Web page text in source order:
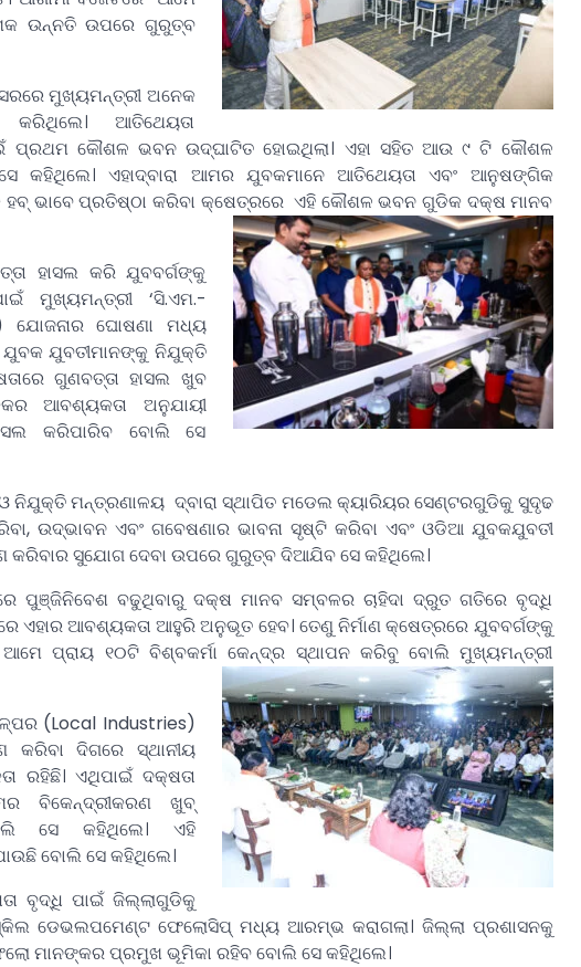
ଉନ୍ନତି ଉପରେ ଗୁରୁତ୍ବ
ମୁଖ୍ୟମନ୍ତ୍ରୀ ଅନେକ
କରିଥିଲେ। ଆତିଥେୟତା
ପ୍ରଥମ କୌଶଳ ଭବନ ଉଦ୍‌ଘାଟିତ ହୋଇଥିଲା। ଏହା ସହିତ ଆଉ ୯ ଟି କୌଶଳ
କହିଥିଲେ। ଏହାଦ୍ବାରା ଆମର ଯୁବକମାନେ ଆତିଥେୟତା ଏବଂ ଆନୁଷଙ୍ଗିକ
ହବ୍‌ ଭାବେ ପ୍ରତିଷ୍ଠା କରିବା କ୍ଷେତ୍ରରେ ଏହି କୌଶଳ ଭବନ ଗୁଡିକ ଦକ୍ଷ ମାନବ
ହାସଲ କରି ଯୁବବର୍ଗଙ୍କୁ
ମୁଖ୍ୟମନ୍ତ୍ରୀ ‘ସି.ଏମ.-
ଯୋଜନାର ଘୋଷଣା ମଧ୍ୟ
ଯୁବତୀମାନଙ୍କୁ ନିଯୁକ୍ତି
ଗୁଣବତ୍ତା ହାସଲ ଖୁବ
ଆବଶ୍ୟକତା ଅନୁଯାୟୀ
କରିପାରିବ ବୋଲି ସେ
ନିଯୁକ୍ତି ମନ୍ତ୍ରଣାଳୟ ଦ୍ବାରା ସ୍ଥାପିତ ମଡେଲ କ୍ୟାରିୟର ସେଣ୍ଟରଗୁଡିକୁ ସୁଦୃଢ
ଉଦ୍ଭାବନ ଏବଂ ଗବେଷଣାର ଭାବନା ସୃଷ୍ଟି କରିବା ଏବଂ ଓଡିଆ ଯୁବକଯୁବତୀ
ସୁଯୋଗ ଦେବା ଉପରେ ଗୁରୁତ୍ବ ଦିଆଯିବ ସେ କହିଥିଲେ।
ପୁଞ୍ଜିନିବେଶ ବଢୁଥିବାରୁ ଦକ୍ଷ ମାନବ ସମ୍ବଳର ଚାହିଦା ଦ୍ରୁତ ଗତିରେ ବୃଦ୍ଧି
ଏହାର ଆବଶ୍ୟକତା ଆହୁରି ଅନୁଭୂତ ହେବ। ତେଣୁ ନିର୍ମାଣ କ୍ଷେତ୍ରରେ ଯୁବବର୍ଗଙ୍କୁ
ପ୍ରାୟ ୧୦ଟି ବିଶ୍ବକର୍ମା କେନ୍ଦ୍ର ସ୍ଥାପନ କରିବୁ ବୋଲି ମୁଖ୍ୟମନ୍ତ୍ରୀ
(Local Industries)
କରିବା ଦିଗରେ ସ୍ଥାନୀୟ
ରହିଛି। ଏଥିପାଇଁ ଦକ୍ଷତା
ବିକେନ୍ଦ୍ରୀକରଣ ଖୁବ୍
ସେ କହିଥିଲେ। ଏହି
ବୋଲି ସେ କହିଥିଲେ।
ବୃଦ୍ଧି ପାଇଁ ଜିଲ୍ଲାଗୁଡିକୁ
ଡେଭଲପମେଣ୍ଟ ଫେଲୋସିପ୍‌ ମଧ୍ୟ ଆରମ୍ଭ କରାଗଲା। ଜିଲ୍ଲା ପ୍ରଶାସନକୁ
ମାନଙ୍କର ପ୍ରମୁଖ ଭୂମିକା ରହିବ ବୋଲି ସେ କହିଥିଲେ।